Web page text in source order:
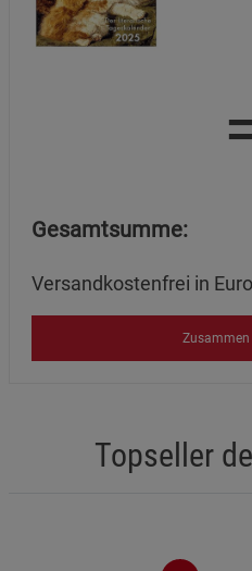
Gesamtsumme:
Versandkostenfrei in
Zusammen
Topseller
Cookie-